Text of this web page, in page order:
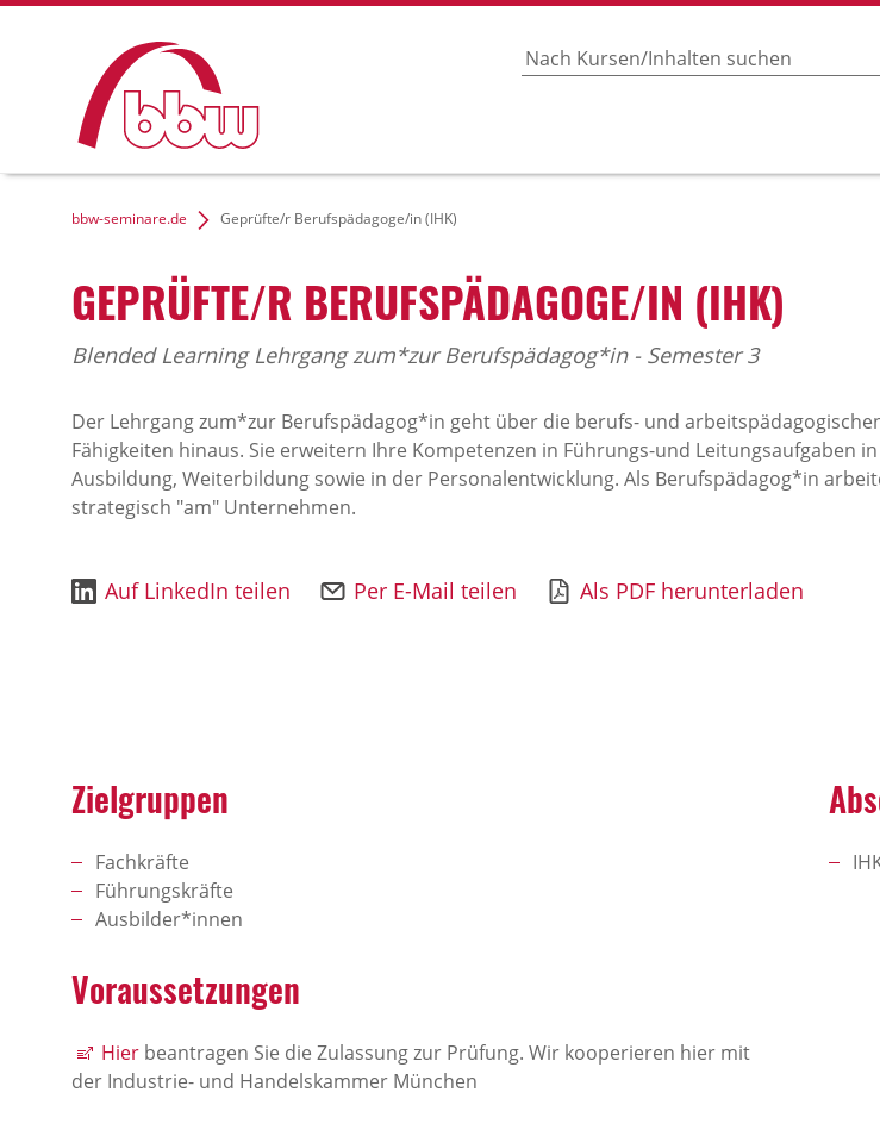
bbw-seminare.de Geprüfte/r Berufspädagoge/in (IHK)
GEPRÜFTE/R BERUFSPÄDAGOGE/IN (IHK)
Blended Learning Lehrgang zum*zur Berufspädagog*in - Semester 3
Der Lehrgang zum*zur Berufspädagog*in geht über die berufs- und
Fähigkeiten hinaus. Sie erweitern Ihre Kompetenzen in Führungs-und Leitungsaufgaben
Ausbildung, Weiterbildung sowie in der Personalentwicklung. Als Berufspädagog*in
strategisch "am" Unternehmen.
Auf LinkedIn teilen Per E-Mail teilen Als PDF herunterladen
Zielgruppen
Fachkräfte
Führungskräfte
Ausbilder*innen
Voraussetzungen
Hier beantragen Sie die Zulassung zur Prüfung. Wir kooperieren hier mit
der Industrie- und Handelskammer München